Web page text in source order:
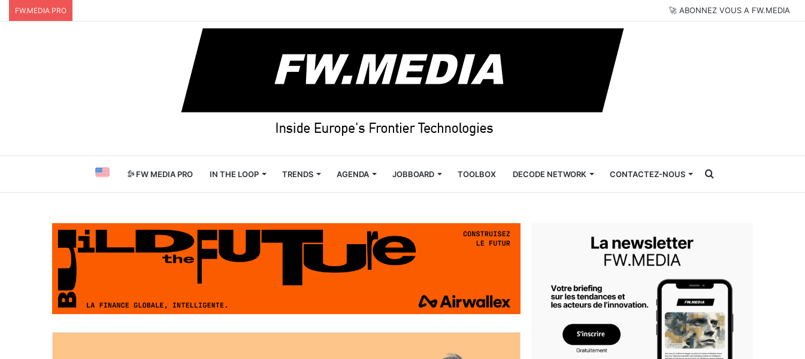
FW.MEDIA PRO 🚀 ABONNEZ VOUS A FW.MEDIA
FW MEDIA PRO IN THE LOOP TRENDS AGENDA JOBBOARD TOOLBOX DECODE NETWORK CONTACTEZ-NOUS Rechercher